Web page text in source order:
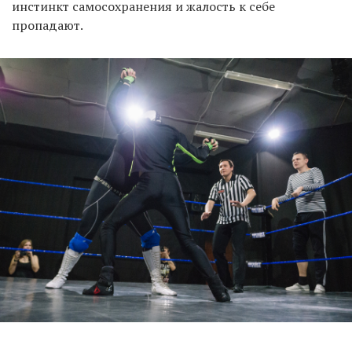
инстинкт самосохранения и жалость к себе
пропадают.